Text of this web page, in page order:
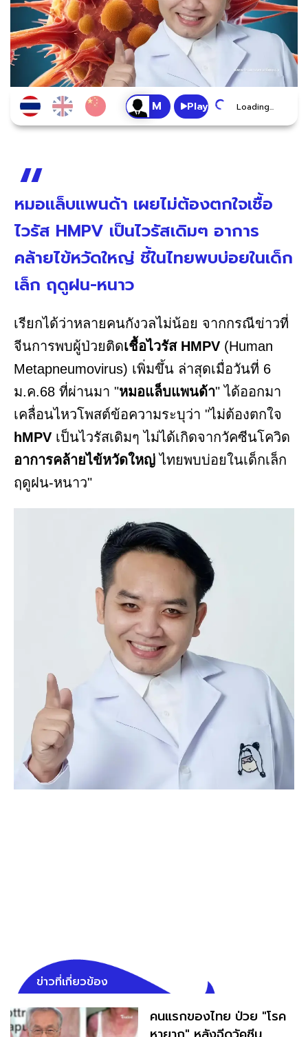
Play Loading...
หมอแล็บแพนด้า เผยไม่ต้องตกใจเชื้อ
ไวรัส HMPV เป็นไวรัสเดิมๆ อาการ
คล้ายไข้หวัดใหญ่ ชี้ในไทยพบบ่อยในเด็ก
เล็ก ฤดูฝน-หนาว
เรียกได้ว่าหลายคนกังวลไม่น้อย จากกรณีข่าวที่
จีนการพบผู้ป่วยติดเชื้อไวรัส HMPV (Human
Metapneumovirus) เพิ่มขึ้น ล่าสุดเมื่อวันที่ 6
ม.ค.68 ที่ผ่านมา "หมอแล็บแพนด้า" ได้ออกมา
เคลื่อนไหวโพสต์ข้อความระบุว่า "ไม่ต้องตกใจ
hMPV เป็นไวรัสเดิมๆ ไม่ได้เกิดจากวัคซีนโควิด
อาการคล้ายไข้หวัดใหญ่ ไทยพบบ่อยในเด็กเล็ก
ฤดูฝน-หนาว"
ข่าวที่เกี่ยวข้อง
คนแรกของไทย ป่วย "โรค